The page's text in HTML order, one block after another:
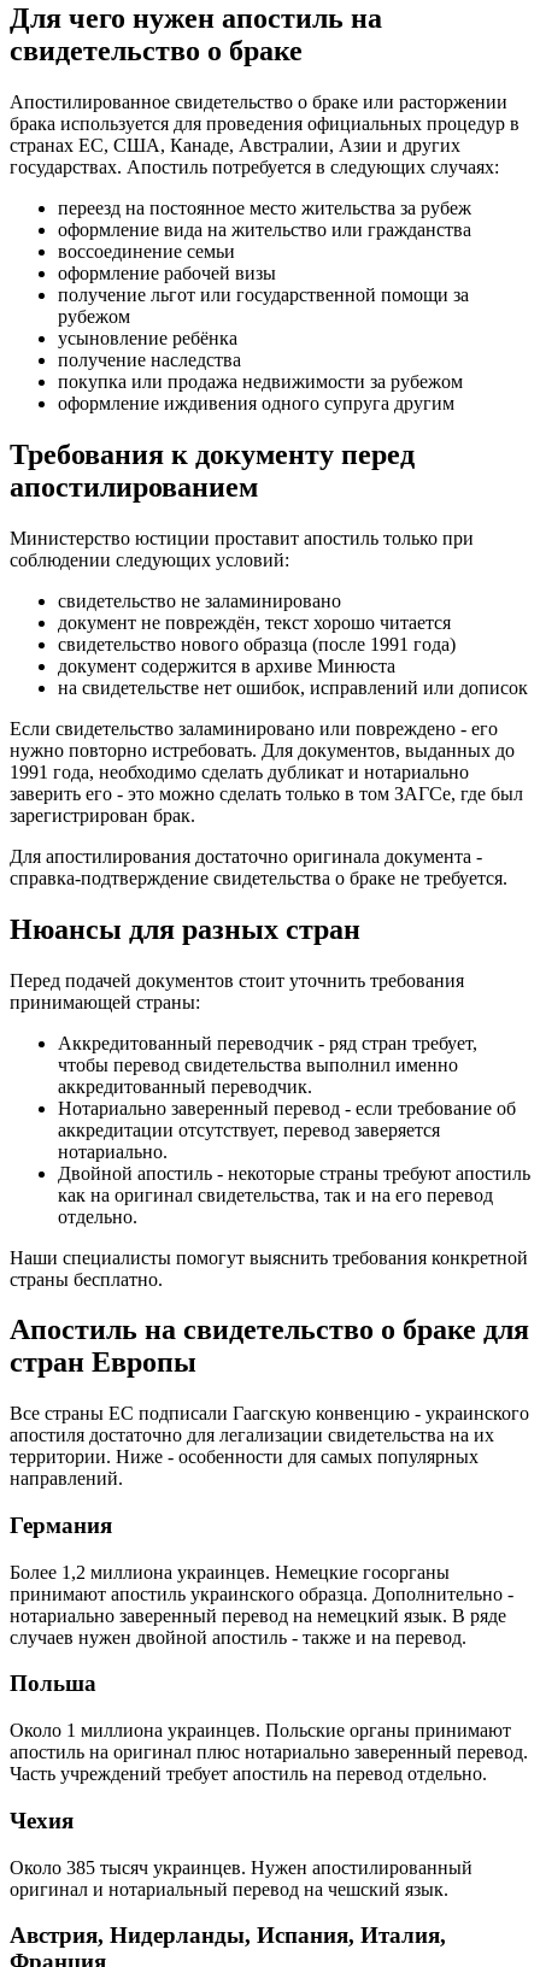
Для чего нужен апостиль на
свидетельство о браке
Апостилированное свидетельство о браке или расторжении
брака используется для проведения официальных процедур в
странах ЕС, США, Канаде, Австралии, Азии и других
государствах. Апостиль потребуется в следующих случаях:
переезд на постоянное место жительства за рубеж
оформление вида на жительство или гражданства
воссоединение семьи
оформление рабочей визы
получение льгот или государственной помощи за
рубежом
усыновление ребёнка
получение наследства
покупка или продажа недвижимости за рубежом
оформление иждивения одного супруга другим
Требования к документу перед
апостилированием
Министерство юстиции проставит апостиль только при
соблюдении следующих условий:
свидетельство не заламинировано
документ не повреждён, текст хорошо читается
свидетельство нового образца (после 1991 года)
документ содержится в архиве Минюста
на свидетельстве нет ошибок, исправлений или дописок
Если свидетельство заламинировано или повреждено - его
нужно повторно истребовать. Для документов, выданных до
1991 года, необходимо сделать дубликат и нотариально
заверить его - это можно сделать только в том ЗАГСе, где был
зарегистрирован брак.
Для апостилирования достаточно оригинала документа -
справка-подтверждение свидетельства о браке не требуется.
Нюансы для разных стран
Перед подачей документов стоит уточнить требования
принимающей страны:
Аккредитованный переводчик - ряд стран требует,
чтобы перевод свидетельства выполнил именно
аккредитованный переводчик.
Нотариально заверенный перевод - если требование об
аккредитации отсутствует, перевод заверяется
нотариально.
Двойной апостиль - некоторые страны требуют апостиль
как на оригинал свидетельства, так и на его перевод
отдельно.
Наши специалисты помогут выяснить требования конкретной
страны бесплатно.
Апостиль на свидетельство о браке для
стран Европы
Все страны ЕС подписали Гаагскую конвенцию - украинского
апостиля достаточно для легализации свидетельства на их
территории. Ниже - особенности для самых популярных
направлений.
Германия
Более 1,2 миллиона украинцев. Немецкие госорганы
принимают апостиль украинского образца. Дополнительно -
нотариально заверенный перевод на немецкий язык. В ряде
случаев нужен двойной апостиль - также и на перевод.
Польша
Около 1 миллиона украинцев. Польские органы принимают
апостиль на оригинал плюс нотариально заверенный перевод.
Часть учреждений требует апостиль на перевод отдельно.
Чехия
Около 385 тысяч украинцев. Нужен апостилированный
оригинал и нотариальный перевод на чешский язык.
Австрия, Нидерланды, Испания, Италия,